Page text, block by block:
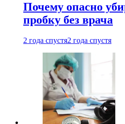
Почему опасно
пробку без врача
2 года спустя2 года спустя